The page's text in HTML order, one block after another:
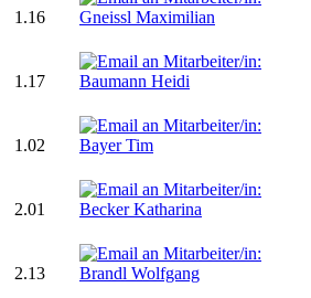
1.16
1.17
1.02
2.01
2.13